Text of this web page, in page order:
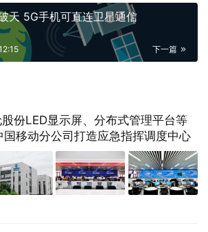
天 5G手机可直连卫星通信
下一篇
股份LED显示屏、分布式管理平台等
国移动分公司打造应急指挥调度中心